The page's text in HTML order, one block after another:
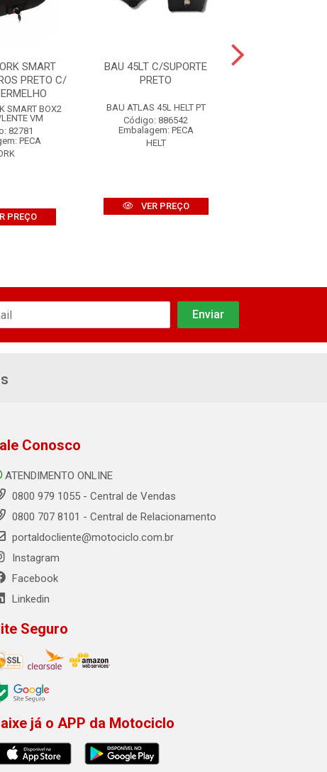
SMART
PRETO C/
SMART BOX2
VM
82781
PECA
PREÇO
BAU 45LT C/SUPORTE
PRETO
BAU ATLAS 45L HELT PT
Código: 886542
Embalagem: PECA
HELT
VER PREÇO
Conosco
ATENDIMENTO ONLINE
0800 979 1055 - Central de Vendas
0800 707 8101 - Central de Relacionamento
portaldocliente@motociclo.com.br
Instagram
Facebook
Linkedin
Seguro
já o APP da Motociclo